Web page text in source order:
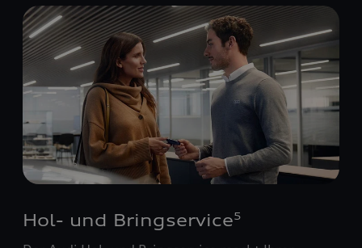
Hol- und Bringservice5